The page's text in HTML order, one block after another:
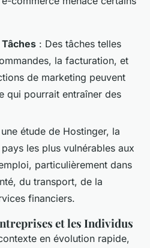
: Des tâches telles
la facturation, et
de marketing peuvent
qui pourrait entraîner des
étude de Hostinger, la
les plus vulnérables aux
particulièrement dans
du transport, de la
financiers.
et les Individus
en évolution rapide,